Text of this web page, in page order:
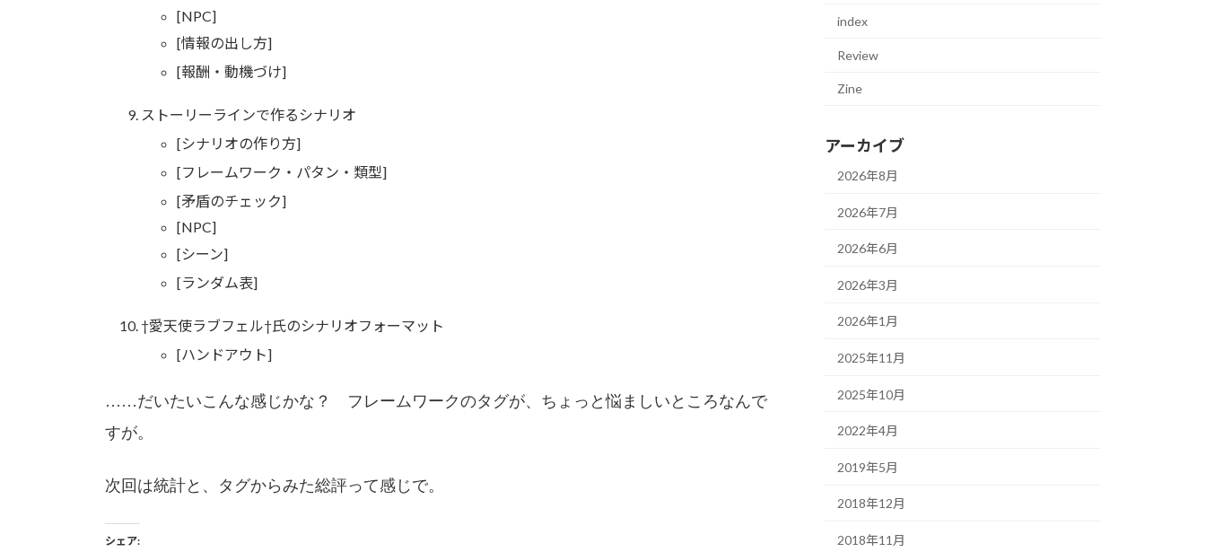
[NPC]
[情報の出し方]
[報酬・動機づけ]
ストーリーラインで作るシナリオ
[シナリオの作り方]
[フレームワーク・パタン・類型]
[矛盾のチェック]
[NPC]
[シーン]
[ランダム表]
†愛天使ラブフェル†氏のシナリオフォーマット
[ハンドアウト]
……だいたいこんな感じかな？ フレームワークのタグが、ちょっと悩ましいところなんで
すが。
次回は統計と、タグからみた総評って感じで。
シェア:
index
Review
Zine
アーカイブ
2026年8月
2026年7月
2026年6月
2026年3月
2026年1月
2025年11月
2025年10月
2022年4月
2019年5月
2018年12月
2018年11月